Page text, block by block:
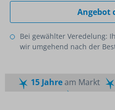
Angebot
Bei gewählter Veredelung:
wir umgehend nach der
15 Jahream Markt